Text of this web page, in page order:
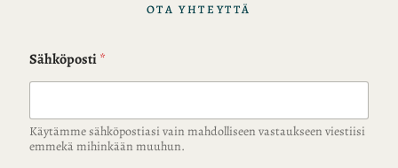
OTA YHTEYTTÄ
Sähköposti*
Käytämme sähköpostiasi vain mahdolliseen vastaukseen viestiisi
emmekä mihinkään muuhun.